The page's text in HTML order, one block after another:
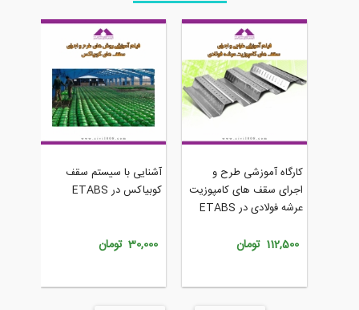
کارگاه آموزشی طرح و
اجرای سقف های کامپوزیت
عرشه فولادی در ETABS
112,500 تومان
آشنایی با سیستم سقف
کوبیاکس در ETABS
30,000 تومان